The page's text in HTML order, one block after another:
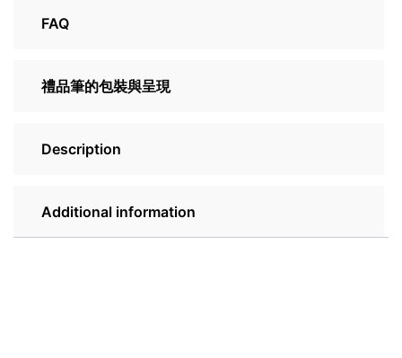
FAQ
禮品筆的包裝與呈現
Description
Additional information